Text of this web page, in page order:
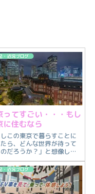
・近況ブログ
ってすごい・・・もし
に住むなら
しこの東京で暮らすことに
ら、どんな世界が待って
だろうか？」と想像して
た。なので今回は首都圏
すならどんな暮らしが待
るのかを想像してみたい
ます。
・近況ブログ